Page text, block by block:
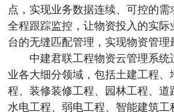
点，实现业务数据连续、可控的
全程跟踪监控，让物资投入的实
台的无缝匹配管理，实现物资管理
中建君联工程物资云管理系统
业各大细分领域，包括土建工程
程、装修装修工程、园林工程、
水电工程、弱电工程、智能建筑